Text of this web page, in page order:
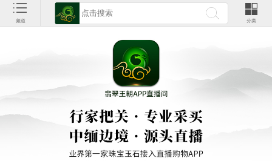
频道 分类